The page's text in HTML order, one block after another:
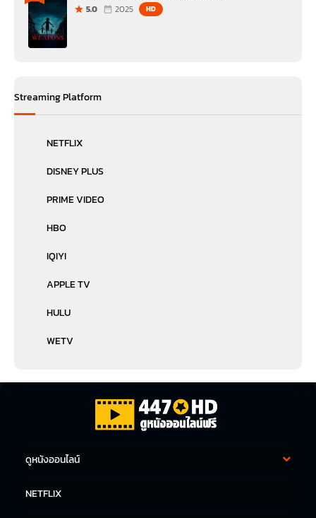
5.0 2025 HD
Streaming Platform
NETFLIX
DISNEY PLUS
PRIME VIDEO
HBO
IQIYI
APPLE TV
HULU
WETV
ดูหนังออนไลน์
NETFLIX